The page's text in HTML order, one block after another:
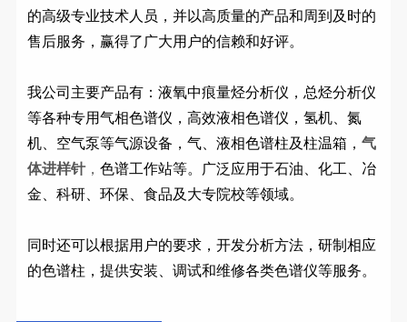
的高级专业技术人员，并以高质量的产品和周到及时的
售后服务，赢得了广大用户的信赖和好评。
我公司主要产品有：液氧中痕量烃分析仪，总烃分析仪
等各种专用气相色谱仪，高效液相色谱仪，氢机、氮
机、空气泵等气源设备，气、液相色谱柱及柱温箱，气
体进样针，色谱工作站等。广泛应用于石油、化工、冶
金、科研、环保、食品及大专院校等领域。
同时还可以根据用户的要求，开发分析方法，研制相应
的色谱柱，提供安装、调试和维修各类色谱仪等服务。